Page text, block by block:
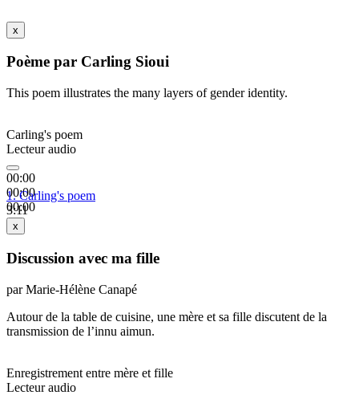
x
Poème par Carling Sioui
This poem illustrates the many layers of gender identity.
Carling's poem
Lecteur audio
00:00
00:00
00:00
1.Carling's poem
3:11
x
Discussion avec ma fille
par Marie-Hélène Canapé
Autour de la table de cuisine, une mère et sa fille discutent de la
transmission de l’innu aimun.
Enregistrement entre mère et fille
Lecteur audio